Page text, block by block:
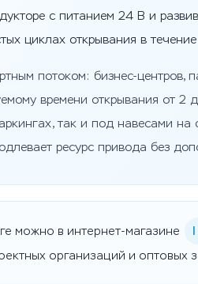
с питанием 24 В и
циклах открывания в
потоком: бизнес-центров,
времени открывания от 2
так и под навесами
ресурс привода без
можно в интернет-магазине
организаций и оптовых